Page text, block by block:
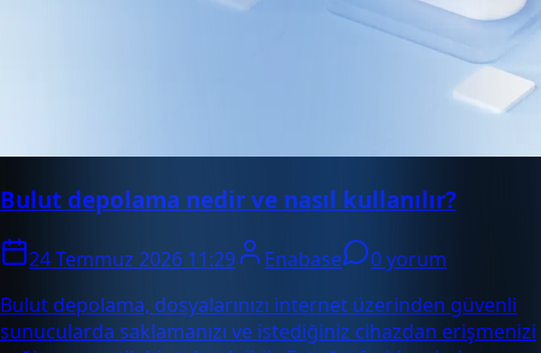
Bulut depolama nedir ve nasıl kullanılır?
24 Temmuz 2026 11:29 Enabase
0 yorum
Bulut depolama, dosyalarınızı internet üzerinden güvenli
sunucularda saklamanızı ve istediğiniz cihazdan erişmenizi